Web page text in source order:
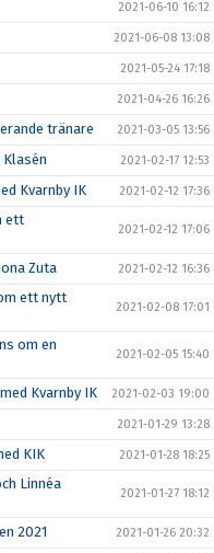
2021-06-10 16:12
2021-06-08 13:08
2021-05-24 17:18
2021-04-26 16:26
tränare 2021-03-05 13:56
2021-02-17 12:53
Kvarnby IK 2021-02-12 17:36
ett
2021-02-12 17:06
Zuta 2021-02-12 16:36
ett nytt
2021-02-08 17:01
om en
2021-02-05 15:40
Kvarnby IK 2021-02-03 19:00
2021-01-29 13:28
KIK 2021-01-28 18:25
Linnéa
2021-01-27 18:12
2021 2021-01-26 20:32